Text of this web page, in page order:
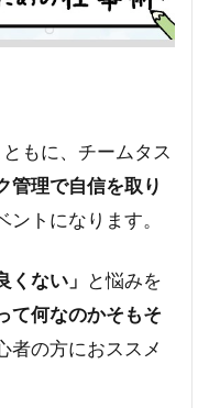
もに、チームタス
管理で自信を取り
ントになります。
くない」 と悩みを
て何なのかそもそ
者の方におススメ